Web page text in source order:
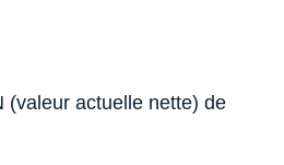
(valeur actuelle nette) de